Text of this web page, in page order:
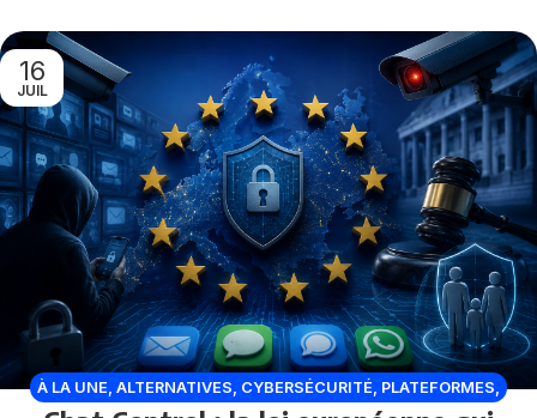
16
JUIL
À LA UNE ALTERNATIVES CYBERSÉCURITÉ PLATEFORMES